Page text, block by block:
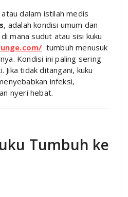
dalam istilah medis
, adalah kondisi umum dan
mana sudut atau sisi kuku
tumbuh menusuk
Kondisi ini paling sering
tidak ditangani, kuku
infeksi,
nyeri hebat.
Tumbuh ke